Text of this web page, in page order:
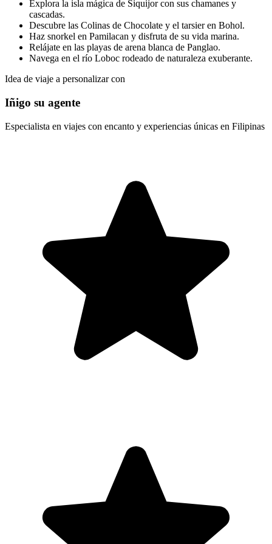
Explora la isla mágica de Siquijor con sus chamanes y
cascadas.
Descubre las Colinas de Chocolate y el tarsier en Bohol.
Haz snorkel en Pamilacan y disfruta de su vida marina.
Relájate en las playas de arena blanca de Panglao.
Navega en el río Loboc rodeado de naturaleza exuberante.
Idea de viaje a personalizar con
Iñigo su agente
Especialista en viajes con encanto y experiencias únicas en Filipinas